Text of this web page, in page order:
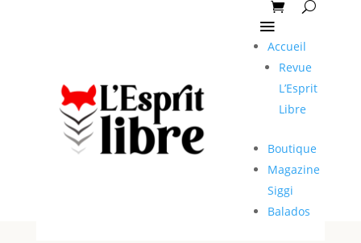
Accueil
Revue
L’Esprit
Libre
Boutique
Magazine
Siggi
Balados